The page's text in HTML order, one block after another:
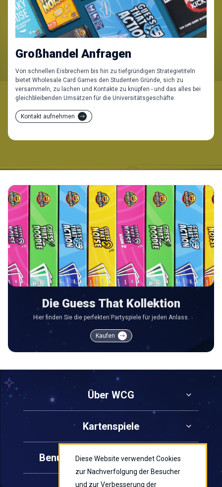
Großhandel Anfragen
Von schnellen Eisbrechern bis hin zu tiefgründigen Strategietiteln
bietet Wholesale Card Games den Studenten Gründe, sich zu
versammeln, zu lachen und Kontakte zu knüpfen - und das alles bei
gleichbleibenden Umsätzen für die Universitätsgeschäfte.
Kontakt aufnehmen
Die Guess That Kollektion
Hier finden Sie die perfekten Partyspiele für jeden Anlass.
Kaufen
Über WCG
Kartenspiele
Benutzerdefinierte Kartenspiele
Diese Website verwendet Cookies
zur Nachverfolgung der Besucher
und zur Verbesserung der